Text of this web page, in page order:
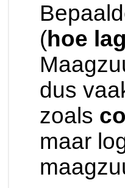
(hoe
dus
zoals
maar